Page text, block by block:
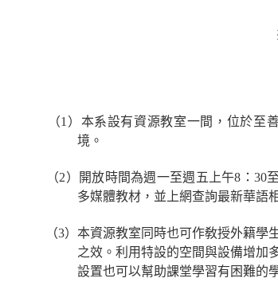
（1）本系設有資源教室一間，位於至善樓
境。
（2）開放時間為週一至週五上午8：30至下
多媒體教材，並上網查詢最新華語
（3）本資源教室同時也可作敎授外籍學生華
之效。利用特設的空間與設備增加
設置也可以幫助課堂學習有困難的